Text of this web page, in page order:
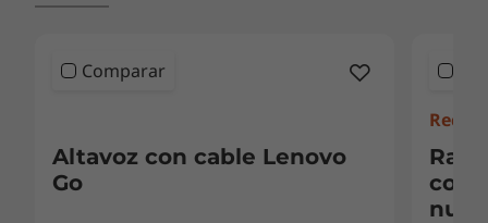
Comparar
Altavoz con cable Lenovo
Go